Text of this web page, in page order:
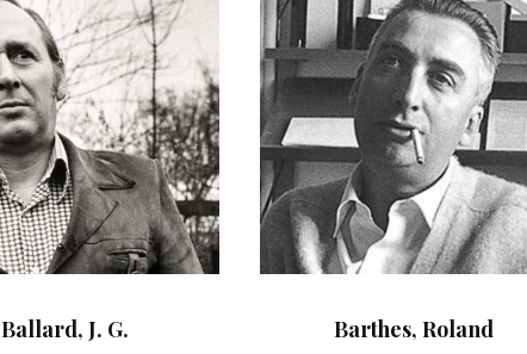
Ballard, J. G. Barthes, Roland